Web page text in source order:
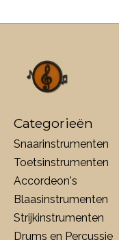
Categorieën
Snaarinstrumenten
Toetsinstrumenten
Accordeon's
Blaasinstrumenten
Strijkinstrumenten
Drums en Percussie